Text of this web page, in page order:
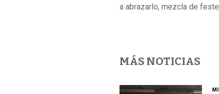
a abrazarlo, mezcla de
MÁS NOTICIAS